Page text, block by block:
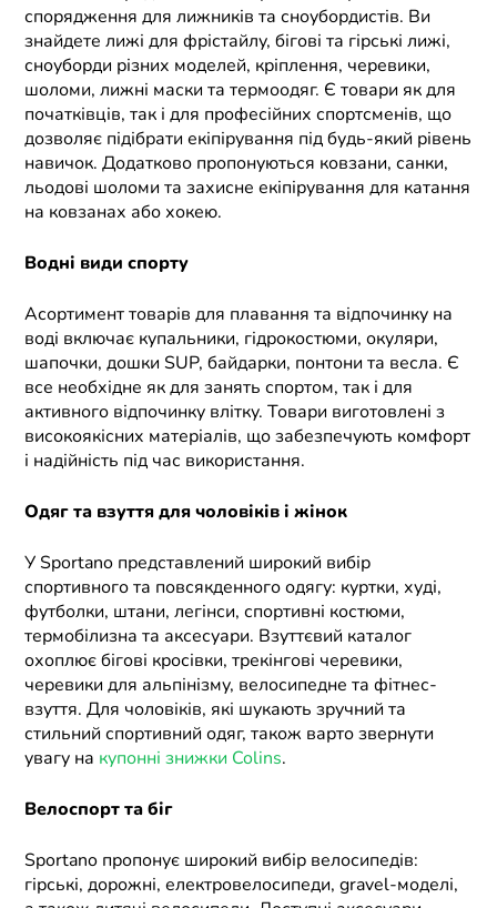
спорядження для лижників та сноубордистів. Ви
знайдете лижі для фрістайлу, бігові та гірські лижі,
сноуборди різних моделей, кріплення, черевики,
шоломи, лижні маски та термоодяг. Є товари як для
початківців, так і для професійних спортсменів, що
дозволяє підібрати екіпірування під будь-який рівень
навичок. Додатково пропонуються ковзани, санки,
льодові шоломи та захисне екіпірування для катання
на ковзанах або хокею.
Водні види спорту
Асортимент товарів для плавання та відпочинку на
воді включає купальники, гідрокостюми, окуляри,
шапочки, дошки SUP, байдарки, понтони та весла. Є
все необхідне як для занять спортом, так і для
активного відпочинку влітку. Товари виготовлені з
високоякісних матеріалів, що забезпечують комфорт
і надійність під час використання.
Одяг та взуття для чоловіків і жінок
У Sportano представлений широкий вибір
спортивного та повсякденного одягу: куртки, худі,
футболки, штани, легінси, спортивні костюми,
термобілизна та аксесуари. Взуттєвий каталог
охоплює бігові кросівки, трекінгові черевики,
черевики для альпінізму, велосипедне та фітнес-
взуття. Для чоловіків, які шукають зручний та
стильний спортивний одяг, також варто звернути
увагу на купонні знижки Colins.
Велоспорт та біг
Sportano пропонує широкий вибір велосипедів:
гірські, дорожні, електровелосипеди, gravel-моделі,